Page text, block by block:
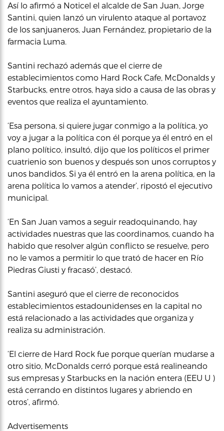
Así lo afirmó a Noticel el alcalde de San Juan, Jorge
Santini, quien lanzó un virulento ataque al portavoz
de los sanjuaneros, Juan Fernández, propietario de la
farmacia Luma.
Santini rechazó además que el cierre de
establecimientos como Hard Rock Cafe, McDonalds y
Starbucks, entre otros, haya sido a causa de las obras y
eventos que realiza el ayuntamiento.
‘Esa persona, si quiere jugar conmigo a la política, yo
voy a jugar a la política con él porque ya él entró en el
plano político, insultó, dijo que los políticos el primer
cuatrienio son buenos y después son unos corruptos y
unos bandidos. Si ya él entró en la arena política, en la
arena política lo vamos a atender’, ripostó el ejecutivo
municipal.
‘En San Juan vamos a seguir readoquinando, hay
actividades nuestras que las coordinamos, cuando ha
habido que resolver algún conflicto se resuelve, pero
no le vamos a permitir lo que trató de hacer en Río
Piedras Giusti y fracasó’, destacó.
Santini aseguró que el cierre de reconocidos
establecimientos estadounidenses en la capital no
está relacionado a las actividades que organiza y
realiza su administración.
‘El cierre de Hard Rock fue porque querían mudarse a
otro sitio, McDonalds cerró porque está realineando
sus empresas y Starbucks en la nación entera (EEU U )
está cerrando en distintos lugares y abriendo en
otros’, afirmó.
Advertisements